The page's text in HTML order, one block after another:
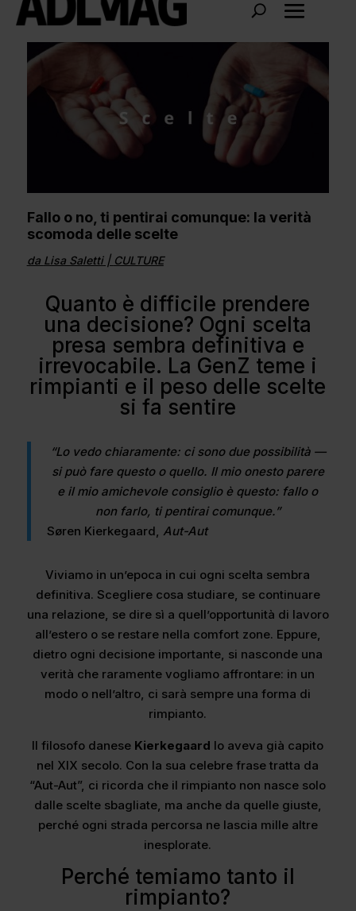
Fallo o no, ti pentirai comunque: la verità
scomoda delle scelte
da Lisa Saletti| CULTURE
Quanto è difficile prendere
una decisione? Ogni scelta
presa sembra definitiva e
irrevocabile. La GenZ teme i
rimpianti e il peso delle scelte
si fa sentire
“Lo vedo chiaramente: ci sono due possibilità —
si può fare questo o quello. Il mio onesto parere
e il mio amichevole consiglio è questo: fallo o
non farlo, ti pentirai comunque.”
Søren Kierkegaard, Aut-Aut
Viviamo in un’epoca in cui ogni scelta sembra
definitiva. Scegliere cosa studiare, se continuare
una relazione, se dire sì a quell’opportunità di lavoro
all’estero o se restare nella comfort zone. Eppure,
dietro ogni decisione importante, si nasconde una
verità che raramente vogliamo affrontare: in un
modo o nell’altro, ci sarà sempre una forma di
rimpianto.
Il filosofo danese Kierkegaard lo aveva già capito
nel XIX secolo. Con la sua celebre frase tratta da
“Aut-Aut”, ci ricorda che il rimpianto non nasce solo
dalle scelte sbagliate, ma anche da quelle giuste,
perché ogni strada percorsa ne lascia mille altre
inesplorate.
Perché temiamo tanto il
rimpianto?